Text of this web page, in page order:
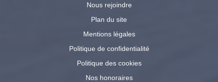
Nous rejoindre
Plan du site
Mentions légales
Politique de confidentialité
Politique des cookies
Nos honoraires